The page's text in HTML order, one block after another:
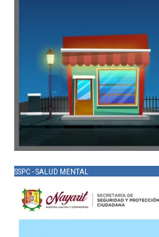
SSPC - SALUD MENTAL